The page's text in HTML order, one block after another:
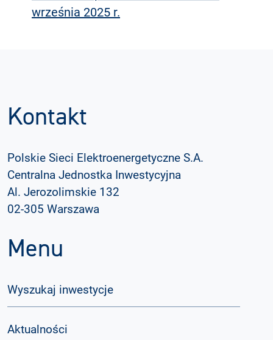
września 2025 r.
Kontakt
Polskie Sieci Elektroenergetyczne S.A.
Centralna Jednostka Inwestycyjna
Al. Jerozolimskie 132
02-305 Warszawa
Menu
Wyszukaj inwestycje
Aktualności